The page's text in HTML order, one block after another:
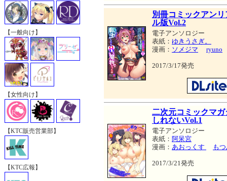
【一般向け】
【女性向け】
【KTC販売営業部】
【KTC広報】
別冊コミックアン
ル版Vol.2
電子アンソロジー
表紙： ゆきうさぎ。
漫画： ソメジマ ryuno
2017/3/17発売
二次元コミックマ
しれないVol.1
電子アンソロジー
表紙： 阿呆宮
漫画： あおっくす も
2017/3/21発売